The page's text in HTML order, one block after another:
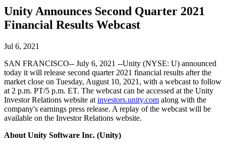
Unity をダウンロード
プランと価格
マルチプラットフォーム
Unity がサポートする 25 以上のプラットフォームを見る
LiveOps
ローンチ後のインサイトとライブゲームオペレーション
成長
詳しく見る
顧客体験
インタラクティブな3D体験を作成する
製造業
運用の卓越性を達成する
小売
店内体験をオンライン体験に変換する
イノベーションと車内体験を促進する
リリースバージョンと問題追跡
ロードマップ
用語集
技術用語のライブラリ
インサイト
ケーススタディ
実際の成功事例
ベストプラクティスガイド
グローバルおよびローカルイベント
コミュニティストーリー
Unityクリエイターの紹介
ライブストリーム
開発者、クリエイター、インサイダーに参加する
Unity Awards
世界中のUnityクリエイターを祝う
Unity初心者向け
スタートガイド
Unityエッセンシャルパスウェイ
Unity は初めてですか？旅を始めましょう
ハウツーガイド
実用的なヒントとベストプラクティス
教育
学生向け
FAQ
よくある質問への回答
お問い合わせ
私たちのチームに連絡する
Unity Announces Second Quarter 2021
Financial Results Webcast
Jul 6, 2021
SAN FRANCISCO-- July 6, 2021 --Unity (NYSE: U) announced
today it will release second quarter 2021 financial results after the
market close on Tuesday, August 10, 2021, with a webcast to follow
at 2 p.m. PT/5 p.m. ET. The webcast can be accessed at the Unity
Investor Relations website at investors.unity.com along with the
company's earnings press release. A replay of the webcast will be
available on the Investor Relations website.
About Unity Software Inc. (Unity)